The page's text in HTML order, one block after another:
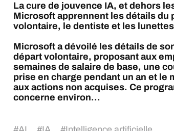
La cure de jouvence IA, et dehors
Microsoft apprennent les détails du
volontaire, le dentiste et les
Microsoft a dévoilé les détails de
départ volontaire, proposant aux
semaines de salaire de base, une
prise en charge pendant un an et le
aux actions non acquises. Ce
concerne environ...